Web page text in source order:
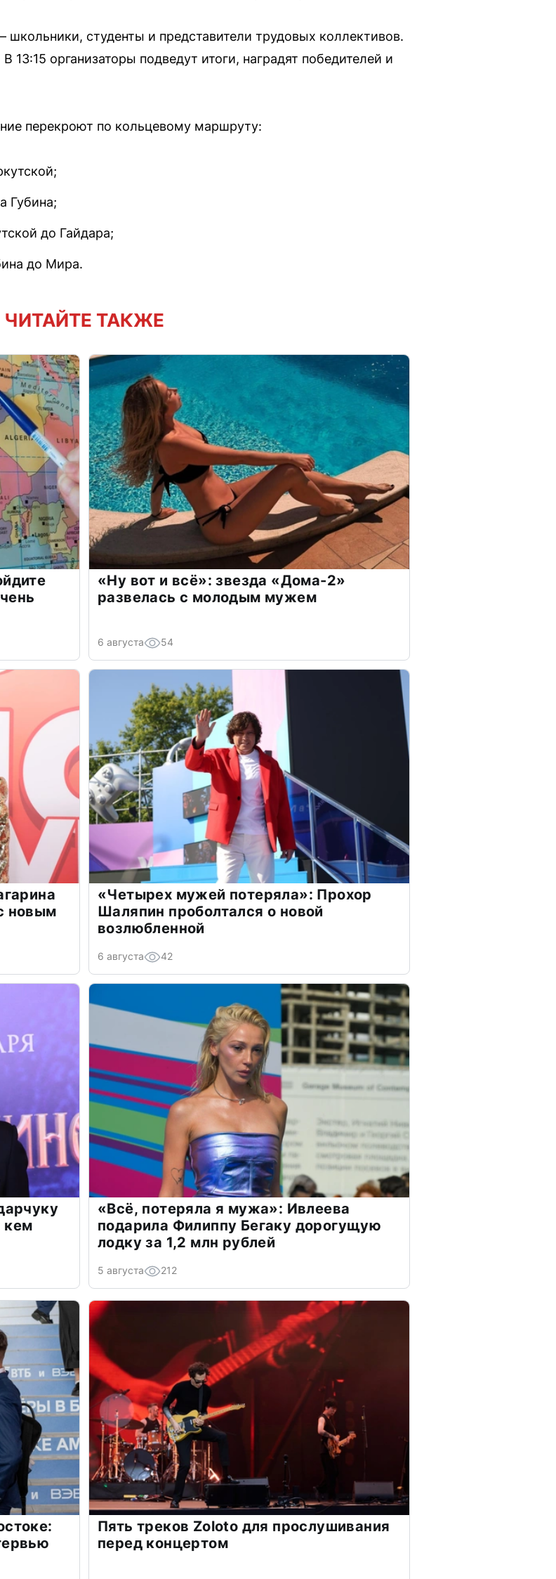
студенты и представители трудовых коллективов.
организаторы подведут итоги, наградят победителей и
перекроют по кольцевому маршруту:
Губина;
до Гайдара;
до Мира.
ЧИТАЙТЕ ТАКЖЕ
«Ну вот и всё»: звезда «Дома-2»
развелась с молодым мужем
6 августа 54
новым
«Четырех мужей потеряла»: Прохор
Шаляпин проболтался о новой
возлюбленной
6 августа 42
кем
«Всё, потеряла я мужа»: Ивлеева
подарила Филиппу Бегаку дорогущую
лодку за 1,2 млн рублей
5 августа 212
Пять треков Zoloto для прослушивания
перед концертом